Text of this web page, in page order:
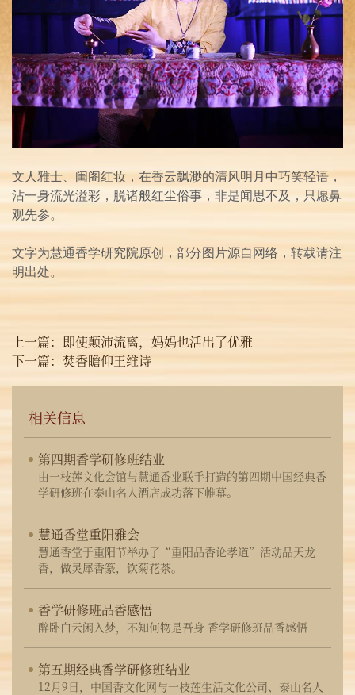
文人雅士、闺阁红妆，在香云飘渺的清风明月中巧笑轻语，
沾一身流光溢彩，脱诸般红尘俗事，非是闻思不及，只愿鼻
观先参。
文字为慧通香学研究院原创，部分图片源自网络，转载请注
明出处。
上一篇： 即使颠沛流离，妈妈也活出了优雅
下一篇： 焚香瞻仰王维诗
相关信息
第四期香学研修班结业
由一枝莲文化会馆与慧通香业联手打造的第四期中国经典香
学研修班在泰山名人酒店成功落下帷幕。
慧通香堂重阳雅会
慧通香堂于重阳节举办了“重阳品香论孝道”活动品天龙
香，做灵犀香篆，饮菊花茶。
香学研修班品香感悟
醉卧白云闲入梦，不知何物是吾身 香学研修班品香感悟
第五期经典香学研修班结业
12月9日，中国香文化网与一枝莲生活文化公司、泰山名人